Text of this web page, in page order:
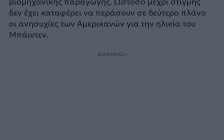
δεν έχει καταφέρει να περάσουν σε δεύτερο πλάνο
οι ανησυχίες των Αμερικανών για την ηλικία του
Μπάιντεν.
ΔΙΑΦΗΜΙΣΗ